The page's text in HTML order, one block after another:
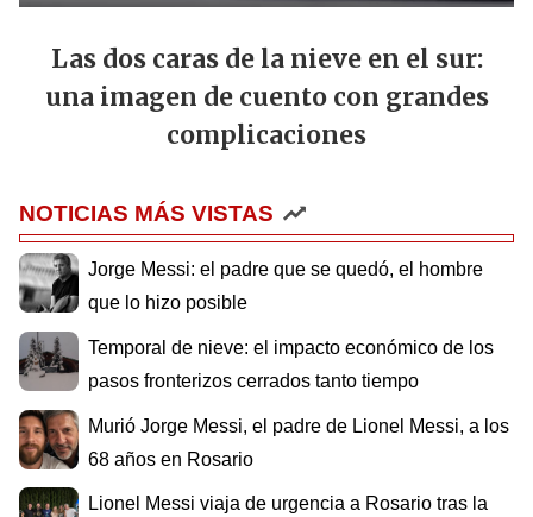
Las dos caras de la nieve en el sur:
una imagen de cuento con grandes
complicaciones
NOTICIAS MÁS VISTAS
Jorge Messi: el padre que se quedó, el hombre
que lo hizo posible
Temporal de nieve: el impacto económico de los
pasos fronterizos cerrados tanto tiempo
Murió Jorge Messi, el padre de Lionel Messi, a los
68 años en Rosario
Lionel Messi viaja de urgencia a Rosario tras la